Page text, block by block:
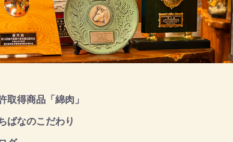
取得商品「綿肉」
ばなのこだわり